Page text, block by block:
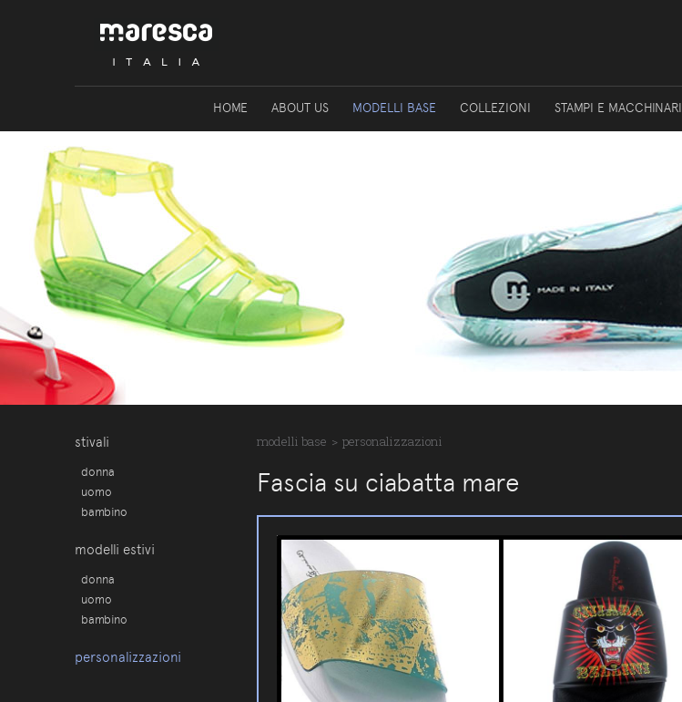
HOME ABOUT US MODELLI BASE COLLEZIONI STAMPI E MACCHINARI
stivali
donna
uomo
bambino
modelli estivi
donna
uomo
bambino
personalizzazioni
modelli base > personalizzazioni
Fascia su ciabatta mare